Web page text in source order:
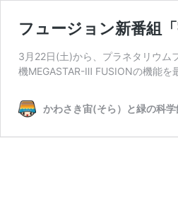
フュージョン新番組
3月22日(土)から、プラネタリウム
機MEGASTAR-Ⅲ FUSIONの機能
かわさき宙(そら）と緑の科